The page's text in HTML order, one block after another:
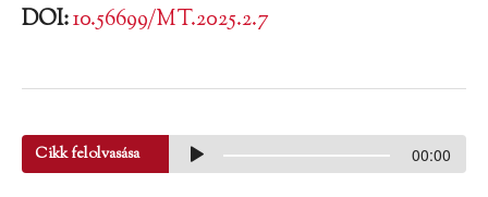
DOI:10.56699/MT.2025.2.7
Cikk felolvasása 00:00